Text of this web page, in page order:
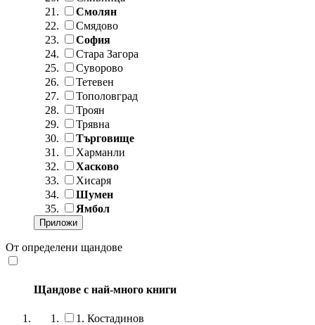
Смолян
Смядово
София
Стара Загора
Суворово
Тетевен
Тополовград
Троян
Трявна
Търговище
Харманли
Хасково
Хисаря
Шумен
Ямбол
От определени щандове
Щандове с най-много книги
1. Костадинов